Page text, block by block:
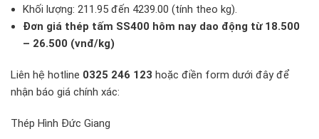
Khối lượng: 211.95 đến 4239.00 (tính theo kg).
Đơn giá thép tấm SS400 hôm nay dao động từ 18.500
– 26.500 (vnđ/kg)
Liên hệ hotline 0325 246 123 hoặc điền form dưới đây để
nhận báo giá chính xác:
Thép Hình Đức Giang